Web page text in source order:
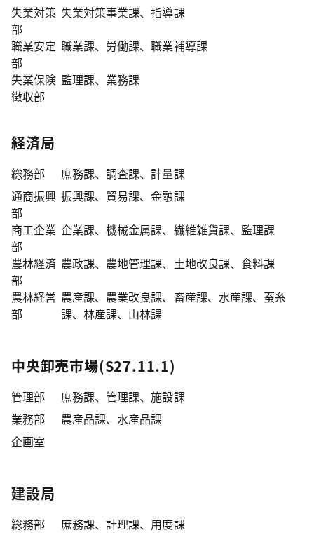
失業対策
部
失業対策事業課、指導課
職業安定
部
職業課、労働課、職業補導課
失業保険
徴収部
監理課、業務課
経済局
総務部
庶務課、調査課、計量課
通商振興
部
振興課、貿易課、金融課
商工企業
部
企業課、機械金属課、繊維雑貨課、監理課
農林経済
部
農政課、農地管理課、土地改良課、食料課
農林経営
部
農産課、農業改良課、畜産課、水産課、蚕糸
課、林産課、山林課
中央卸売市場(S27.11.1)
管理部
庶務課、管理課、施設課
業務部
農産品課、水産品課
企画室
建設局
総務部
庶務課、計理課、用度課